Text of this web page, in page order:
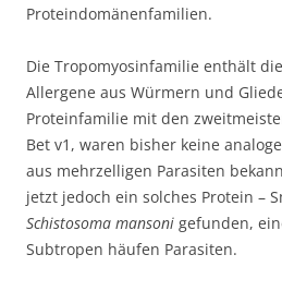
Proteindomänenfamilien.
Die Tropomyosinfamilie enthält
Allergene aus Würmern und
Proteinfamilie mit den
Bet v1, waren bisher keine
aus mehrzelligen Parasiten
jetzt jedoch ein solches Protein –
Schistosoma mansoni gefunden,
Subtropen häufen Parasiten.